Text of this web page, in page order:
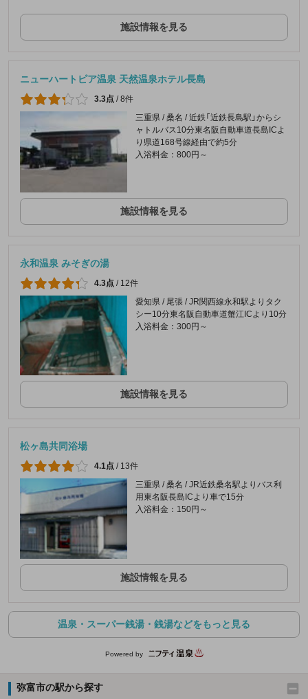
施設情報を見る
ニューハートピア温泉 天然温泉ホテル長島
3.3点 /8件
三重県 / 桑名 / 近鉄「近鉄長島駅」からシ
ャトルバス10分東名阪自動車道長島ICよ
り県道168号線経由で約5分
入浴料金：800円～
施設情報を見る
永和温泉 みそぎの湯
4.3点 / 12件
愛知県 / 尾張 / JR関西線永和駅よりタク
シー10分東名阪自動車道蟹江ICより10分
入浴料金：300円～
施設情報を見る
松ヶ島共同浴場
4.1点 / 13件
三重県 / 桑名 / JR近鉄桑名駅よりバス利
用東名阪長島ICより車で15分
入浴料金：150円～
施設情報を見る
温泉・スーパー銭湯・銭湯などをもっと見る
Powered by
弥富市の駅から探す